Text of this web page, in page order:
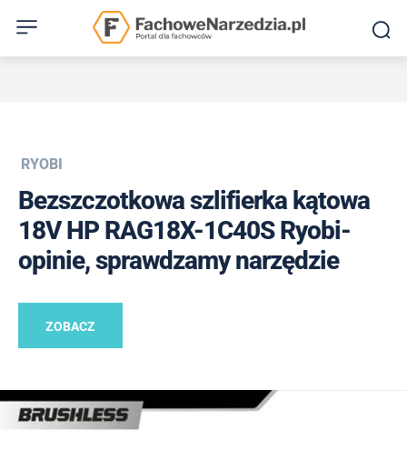
RYOBI
Bezszczotkowa szlifierka kątowa
18V HP RAG18X-1C40S Ryobi-
opinie, sprawdzamy narzędzie
ZOBACZ